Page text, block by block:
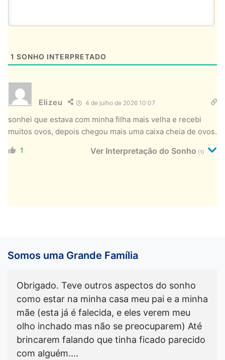
1 SONHO INTERPRETADO
Elizeu 4 de julho de 2026 10:07
sonhei que estava com minha filha mais velha e recebi
muitos ovos, depois chegou mais uma caixa cheia de ovos.
1 Ver Interpretação do Sonho (1)
Somos uma Grande Família
Obrigado. Teve outros aspectos do sonho
como estar na minha casa meu pai e a minha
mãe (esta já é falecida, e eles verem meu
olho inchado mas não se preocuparem) Até
brincarem falando que tinha ficado parecido
com alguém....